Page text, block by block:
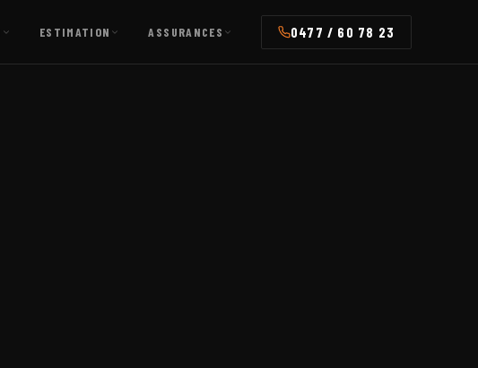
ESTIMATION ASSURANCES 0477 / 60 78 23